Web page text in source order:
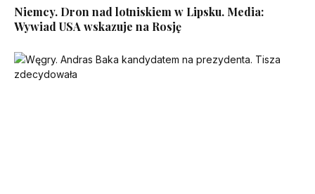
Niemcy. Dron nad lotniskiem w Lipsku. Media:
Wywiad USA wskazuje na Rosję